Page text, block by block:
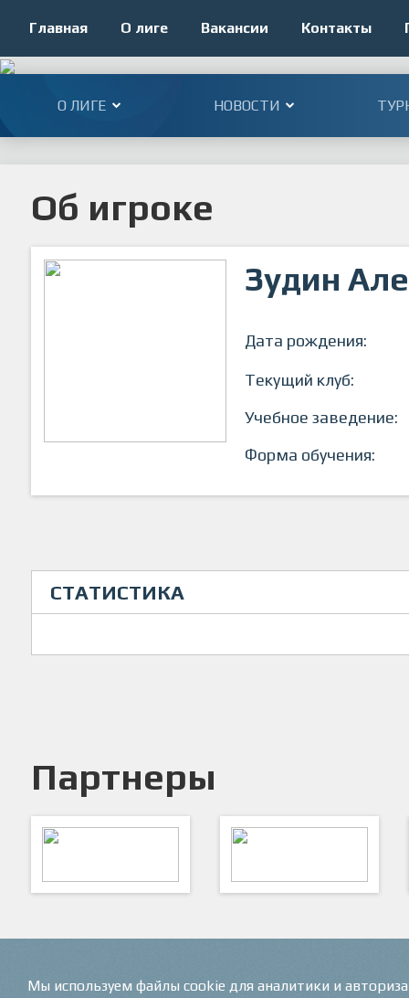
Главная О лиге Вакансии Контакты
О ЛИГЕ НОВОСТИ
Об игроке
Зудин
Дата рождения:
Текущий клуб:
Учебное заведение:
Форма обучения:
СТАТИСТИКА
Партнеры
Мы используем файлы cookie для аналитики и